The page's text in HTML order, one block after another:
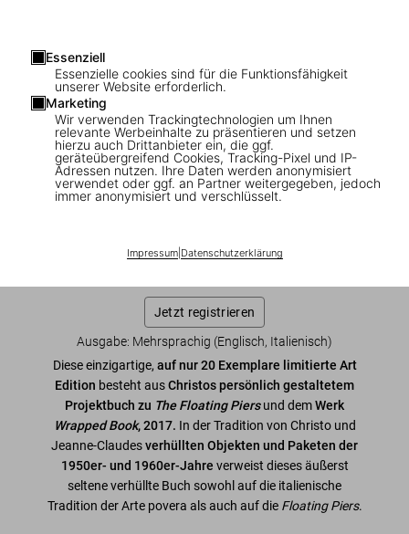
Essenziell
Essenzielle cookies sind für die Funktionsfähigkeit
unserer Website erforderlich.
Marketing
Wir verwenden Trackingtechnologien um Ihnen
relevante Werbeinhalte zu präsentieren und setzen
hierzu auch Drittanbieter ein, die ggf.
geräteübergreifend Cookies, Tracking-Pixel und IP-
Adressen nutzen. Ihre Daten werden anonymisiert
verwendet oder ggf. an Partner weitergegeben, jedoch
immer anonymisiert und verschlüsselt.
Impressum| Datenschutzerklärung
SOLD OUT
Christo and Jeanne-Claude. The Floating
Piers. Art Edition No. 1–20 (Wrapped
Book)
Diese Ausgabe ist ausverkauft. Gelegentlich werden jedoch
Jetzt registrieren
Ausgabe: Mehrsprachig (Englisch, Italienisch)
Diese einzigartige, auf nur 20 Exemplare limitierte Art
Edition besteht ausChristos persönlich gestaltetem
Projektbuch zu The Floating Piersund demWerk
Wrapped Book, 2017. In der Tradition von Christo und
Jeanne-Claudesverhüllten Objekten und Paketen der
1950er- und 1960er-Jahre verweist dieses äußerst
seltene verhüllte Buch sowohl auf die italienische
Tradition der Arte povera als auch auf die Floating Piers.